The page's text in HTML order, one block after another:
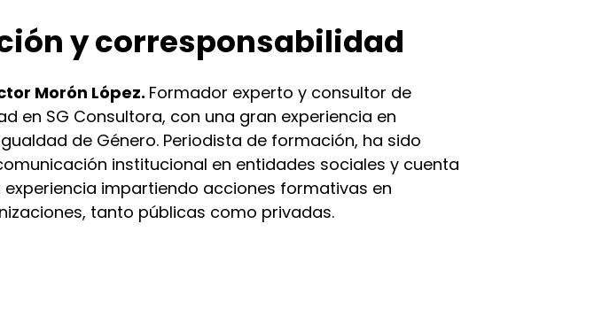
y corresponsabilidad
Morón López. Formador experto y consultor de
en SG Consultora, con una gran experiencia en
de Género. Periodista de formación, ha sido
institucional en entidades sociales y cuenta
impartiendo acciones formativas en
tanto públicas como privadas.